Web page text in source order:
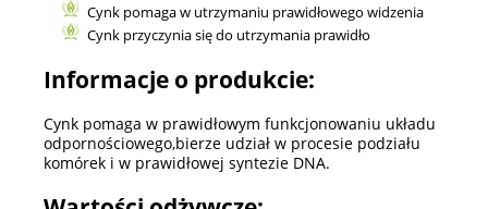
Cynk pomaga w utrzymaniu prawidłowego widzenia
Cynk przyczynia się do utrzymania prawidło
Informacje o produkcie:
Cynk pomaga w prawidłowym funkcjonowaniu układu
odpornościowego,bierze udział w procesie podziału
komórek i w prawidłowej syntezie DNA.